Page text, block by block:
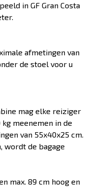
in GF Gran Costa
afmetingen van
de stoel voor u
mag elke reiziger
meenemen in de
van 55x40x25 cm.
wordt de bagage
max. 89 cm hoog en